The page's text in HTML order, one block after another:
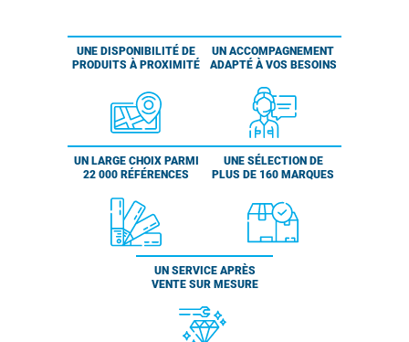
UNE DISPONIBILITÉ DE
PRODUITS À PROXIMITÉ
UN ACCOMPAGNEMENT
ADAPTÉ À VOS BESOINS
UN LARGE CHOIX PARMI
22 000 RÉFÉRENCES
UNE SÉLECTION DE
PLUS DE 160 MARQUES
UN SERVICE APRÈS
VENTE SUR MESURE